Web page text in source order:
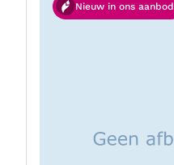
Nieuw in ons aanbod